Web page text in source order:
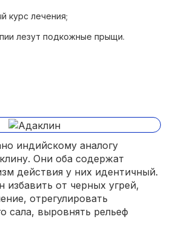
курс лечения;
лезут подкожные прыщи.
индийскому аналогу
Они оба содержат
действия у них идентичный.
избавить от черных угрей,
отрегулировать
сала, выровнять рельеф